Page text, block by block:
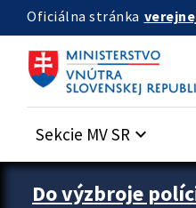
Preskocit na hlavný obsah
Oficiálna stránka
Sekcie MV SR keyboard_arrow_down
Zastavit automatický posun
Do výzbroje